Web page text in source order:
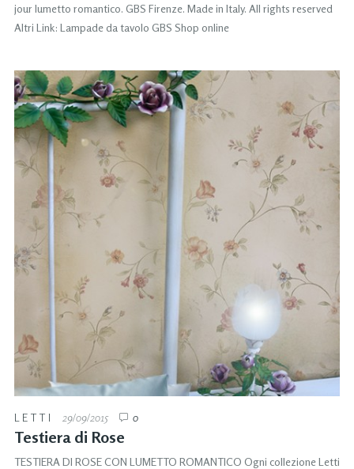
jour lumetto romantico. GBS Firenze. Made in Italy. All rights reserved
Altri Link: Lampade da tavolo GBS Shop online
LETTI 29/09/2015 0
Testiera di Rose
TESTIERA DI ROSE CON LUMETTO ROMANTICO Ogni collezione Letti